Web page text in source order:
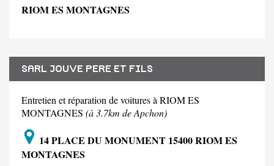
RIOM ES MONTAGNES
SARL JOUVE PERE ET FILS
Entretien et réparation de voitures à RIOM ES
MONTAGNES (à 3.7km de Apchon)
14 PLACE DU MONUMENT 15400 RIOM ES
MONTAGNES